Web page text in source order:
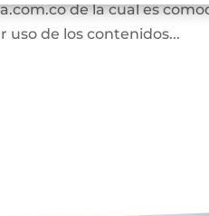
de la cual es
uso de los contenidos...